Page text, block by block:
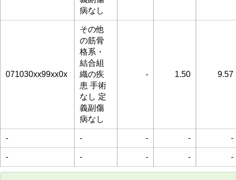
病なし
071030xx99xx0x
その他
の筋骨
格系・
結合組
織の疾
患 手術
なし 定
義副傷
病なし
- 1.50 9.57
- - - - -
- - - - -